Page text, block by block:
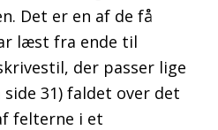
Det er en af de få
læst fra ende til
der passer lige
31) faldet over det
felterne i et